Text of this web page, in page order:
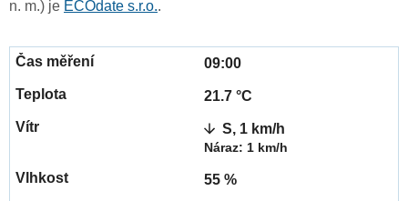
n. m.) je ECOdate s.r.o..
09:00
21.7 °C
S, 1 km/h
Náraz: 1 km/h
55 %